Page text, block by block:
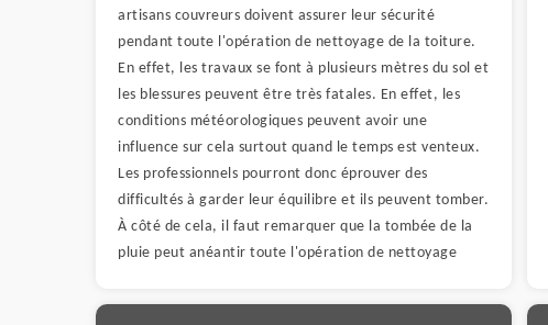
artisans couvreurs doivent assurer leur sécurité
pendant toute l'opération de nettoyage de la toiture.
En effet, les travaux se font à plusieurs mètres du sol et
les blessures peuvent être très fatales. En effet, les
conditions météorologiques peuvent avoir une
influence sur cela surtout quand le temps est venteux.
Les professionnels pourront donc éprouver des
difficultés à garder leur équilibre et ils peuvent tomber.
À côté de cela, il faut remarquer que la tombée de la
pluie peut anéantir toute l'opération de nettoyage